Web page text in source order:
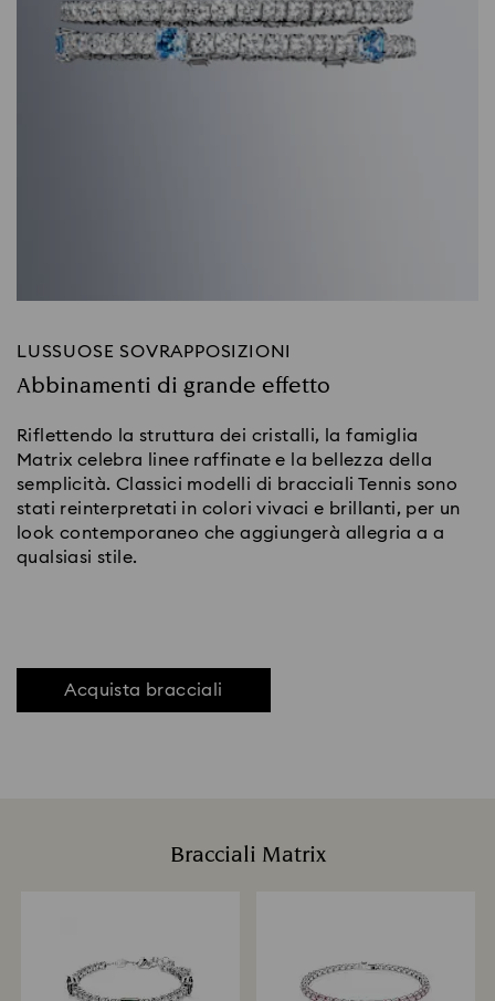
LUSSUOSE SOVRAPPOSIZIONI
Abbinamenti di grande effetto
Riflettendo la struttura dei cristalli, la famiglia
Matrix celebra linee raffinate e la bellezza della
semplicità. Classici modelli di bracciali Tennis sono
stati reinterpretati in colori vivaci e brillanti, per un
look contemporaneo che aggiungerà allegria a a
qualsiasi stile.
Acquista bracciali
Bracciali Matrix